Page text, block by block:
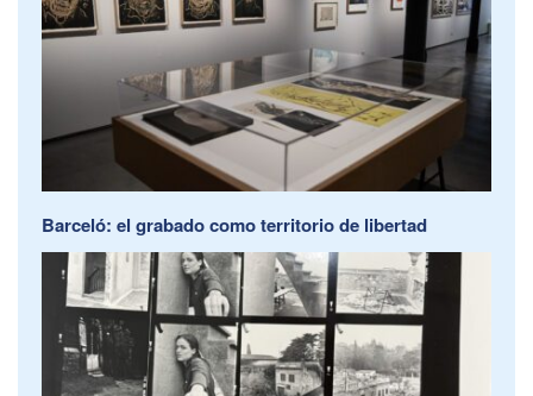
Barceló: el grabado como territorio de libertad